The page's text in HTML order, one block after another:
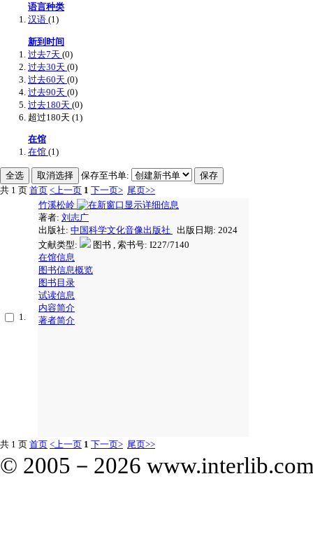
语言种类
汉语 (1)
新到时间
过去7天 (0)
过去30天 (0)
过去60天 (0)
过去90天 (0)
过去180天 (0)
超过180天 (1)
在馆
在馆 (1)
保存至书单:
共 1 页 首页 <上一页 1 下一页> 尾页>>
1.
竹溪松岭
著者: 刘志广
出版社: 中国科学文化音像出版社
出版日期: 2024
文献类型:
图书 , 索书号: I227/7140
在馆信息
图书信息概览
图书目录
试读信息
内容简介
著者简介
共 1 页 首页 <上一页 1 下一页> 尾页>>
© 2005－ 2026